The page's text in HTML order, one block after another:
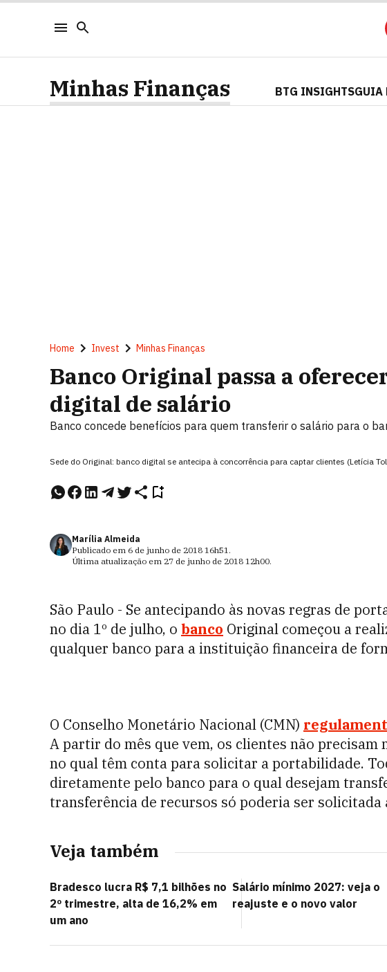
Minhas Finanças BTG INSIGHTSGUIA
Home Invest Minhas Finanças
Banco Original passa a
digital de salário
Banco concede benefícios para quem transferir o salário para o
Sede do Original: banco digital se antecipa à concorrência para captar clientes (Letícia
Marília Almeida
Publicado em 6 de junho de 2018 16h51.
Última atualização em 27 de junho de 2018 12h00.
São Paulo - Se antecipando às novas regras de
no dia 1º de julho, o banco Original começou a
qualquer banco para a instituição financeira de
O Conselho Monetário Nacional (CMN)
A partir do mês que vem, os clientes não precisam
no qual têm conta para solicitar a portabilidade.
diretamente pelo banco para o qual desejam
transferência de recursos só poderia ser solicitada
Veja também
Bradesco lucra R$ 7,1 bilhões no
2º trimestre, alta de 16,2% em
um ano
Salário mínimo 2027: veja o
reajuste e o novo valor